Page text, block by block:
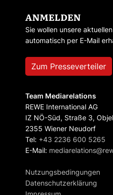
ANMELDEN
Sie wollen unsere
automatisch per E-Mail
Zum Presseverteiler
Team Mediarelations
REWE International AG
IZ NÖ-Süd, Straße 3,
2355 Wiener Neudorf
Tel: +43 2236 600 5265
E-Mail:
Nutzungsbedingungen
Datenschutzerklärung